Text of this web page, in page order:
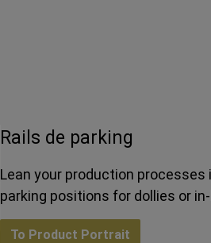
Rails de parking
Lean your production processes
parking positions for dollies or
To Product Portrait